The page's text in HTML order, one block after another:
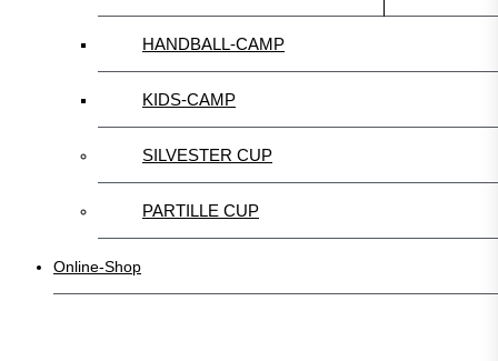
HANDBALL-CAMP
KIDS-CAMP
SILVESTER CUP
PARTILLE CUP
Online-Shop